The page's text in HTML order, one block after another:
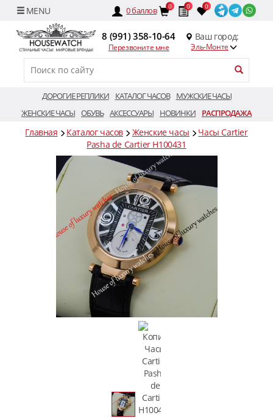
0баллов 0 0 0
8 (991) 358-10-64
Перезвоните мне
Ваш город:
Эль-Монте
ДОРОГИЕ РЕПЛИКИ КАТАЛОГ ЧАСОВ
МУЖСКИЕ ЧАСЫ
ЖЕНСКИЕ ЧАСЫ ОБУВЬ АКСЕССУАРЫ НОВИНКИ РАСПРОДАЖА
Главная Каталог часов Женские часы
Часы Cartier
Pasha de Cartier H100431